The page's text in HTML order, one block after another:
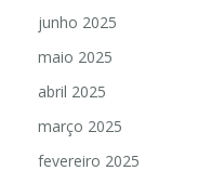
junho 2025
maio 2025
abril 2025
março 2025
fevereiro 2025